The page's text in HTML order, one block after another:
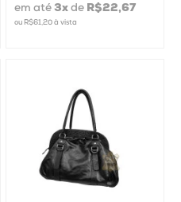
em até 3xde R$22,67
ou R$61,20à vista